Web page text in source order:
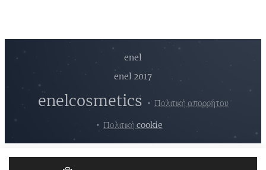
enel
enel 2017
enelcosmetics Πολιτική απορρήτου
Πολιτική cookie